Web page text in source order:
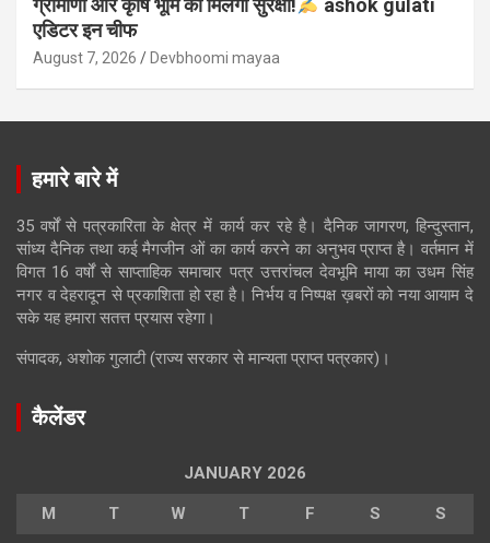
ग्रामीणों और कृषि भूमि को मिलेगी सुरक्षा!
ashok gulati
एडिटर इन चीफ
August 7, 2026 Devbhoomi mayaa
हमारे बारे में
35 वर्षों से पत्रकारिता के क्षेत्र में कार्य कर रहे है। दैनिक जागरण, हिन्दुस्तान,
सांध्य दैनिक तथा कई मैगजीन ओं का कार्य करने का अनुभव प्राप्त है। वर्तमान में
विगत 16 वर्षों से साप्ताहिक समाचार पत्र उत्तरांचल देवभूमि माया का उधम सिंह
नगर व देहरादून से प्रकाशिता हो रहा है। निर्भय व निष्पक्ष ख़बरों को नया आयाम दे
सके यह हमारा सतत्त प्रयास रहेगा।
संपादक, अशोक गुलाटी (राज्य सरकार से मान्यता प्राप्त पत्रकार)।
कैलेंडर
JANUARY 2026
M T W T F S S